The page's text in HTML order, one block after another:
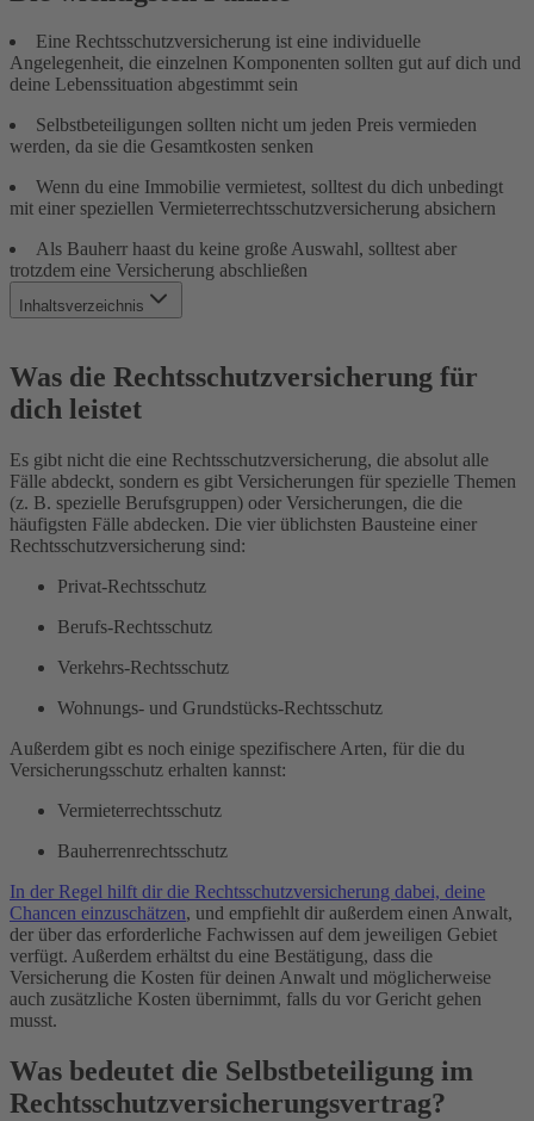
Eine Rechtsschutzversicherung ist eine individuelle
Angelegenheit, die einzelnen Komponenten sollten gut auf dich und
deine Lebenssituation abgestimmt sein
Selbstbeteiligungen sollten nicht um jeden Preis vermieden
werden, da sie die Gesamtkosten senken
Wenn du eine Immobilie vermietest, solltest du dich unbedingt
mit einer speziellen Vermieterrechtsschutzversicherung absichern
Als Bauherr haast du keine große Auswahl, solltest aber
trotzdem eine Versicherung abschließen
Inhaltsverzeichnis
Was bedeutet die Selbstbeteiligung im
Rechtsschutzversicherungsvertrag?
Unsere Empfehlung für die private Rechtsschutzversicherung
Mietnomaden und mehr
Bauherrenversicherung: Schützt dich, wenn du ein Haus
kaufst oder baust
Was die Rechtsschutzversicherung für
dich leistet
Es gibt nicht die eine Rechtsschutzversicherung, die absolut alle
Fälle abdeckt, sondern es gibt Versicherungen für spezielle Themen
(z. B. spezielle Berufsgruppen) oder Versicherungen, die die
häufigsten Fälle abdecken. Die vier üblichsten Bausteine einer
Rechtsschutzversicherung sind:
Privat-Rechtsschutz
Berufs-Rechtsschutz
Verkehrs-Rechtsschutz
Wohnungs- und Grundstücks-Rechtsschutz
Außerdem gibt es noch einige spezifischere Arten, für die du
Versicherungsschutz erhalten kannst:
Vermieterrechtsschutz
Bauherrenrechtsschutz
In der Regel hilft dir die Rechtsschutzversicherung dabei, deine
Chancen einzuschätzen, und empfiehlt dir außerdem einen Anwalt,
der über das erforderliche Fachwissen auf dem jeweiligen Gebiet
verfügt. Außerdem erhältst du eine Bestätigung, dass die
Versicherung die Kosten für deinen Anwalt und möglicherweise
auch zusätzliche Kosten übernimmt, falls du vor Gericht gehen
musst.
Was bedeutet die Selbstbeteiligung im
Rechtsschutzversicherungsvertrag?